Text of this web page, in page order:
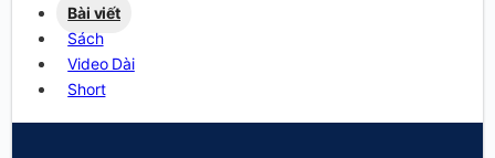
Bài viết
Sách
Video Dài
Short